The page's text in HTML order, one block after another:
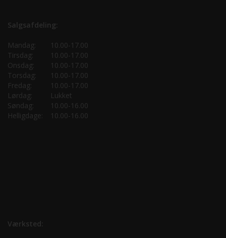
Salgsafdeling:
Mandag:
10.00-17.00
Tirsdag:
10.00-17.00
Onsdag:
10.00-17.00
Torsdag:
10.00-17.00
Fredag:
10.00-17.00
Lørdag:
Lukket
Søndag:
10.00-16.00
Helligdage:
10.00-16.00
Værksted: